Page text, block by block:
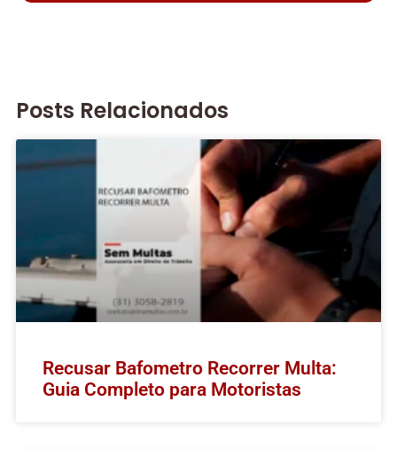
Posts Relacionados
Recusar Bafometro Recorrer Multa:
Guia Completo para Motoristas